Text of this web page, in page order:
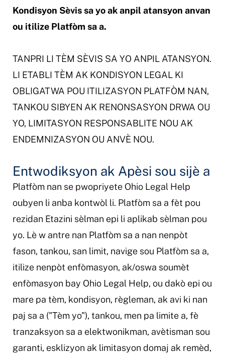
Kondisyon Sèvis sa yo ak anpil atansyon anvan
ou itilize Platfòm sa a.
TANPRI LI TÈM SÈVIS SA YO ANPIL ATANSYON.
LI ETABLI TÈM AK KONDISYON LEGAL KI
OBLIGATWA POU ITILIZASYON PLATFÒM NAN,
TANKOU SIBYEN AK RENONSASYON DRWA OU
YO, LIMITASYON RESPONSABLITE NOU AK
ENDEMNIZASYON OU ANVÈ NOU.
Entwodiksyon ak Apèsi sou sijè a
Platfòm nan se pwopriyete Ohio Legal Help
oubyen li anba kontwòl li. Platfòm sa a fèt pou
rezidan Etazini sèlman epi li aplikab sèlman pou
yo. Lè w antre nan Platfòm sa a nan nenpòt
fason, tankou, san limit, navige sou Platfòm sa a,
itilize nenpòt enfòmasyon, ak/oswa soumèt
enfòmasyon bay Ohio Legal Help, ou dakò epi ou
mare pa tèm, kondisyon, règleman, ak avi ki nan
paj sa a ("Tèm yo"), tankou, men pa limite a, fè
tranzaksyon sa a elektwonikman, avètisman sou
garanti, esklizyon ak limitasyon domaj ak remèd,